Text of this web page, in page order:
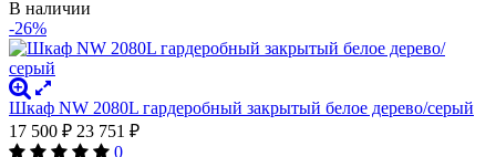
В наличии
-26%
Шкаф NW 2080L гардеробный закрытый белое дерево/серый
17 500 ₽ 23 751 ₽
0